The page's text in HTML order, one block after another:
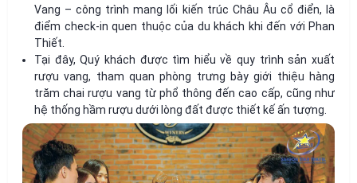
Vang – công trình mang lối kiến trúc Châu Âu cổ điển, là
điểm check-in quen thuộc của du khách khi đến với Phan
Thiết.
Tại đây, Quý khách được tìm hiểu về quy trình sản xuất
rượu vang, tham quan phòng trưng bày giới thiệu hàng
trăm chai rượu vang từ phổ thông đến cao cấp, cũng như
hệ thống hầm rượu dưới lòng đất được thiết kế ấn tượng.